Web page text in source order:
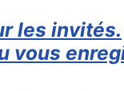
les invités.
vous